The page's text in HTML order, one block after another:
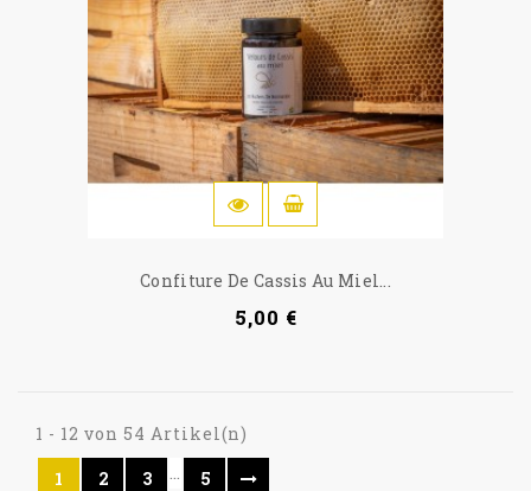
Confiture De Cassis Au Miel...
5,00 €
1 - 12 von 54 Artikel(n)
1
2 3 … 5